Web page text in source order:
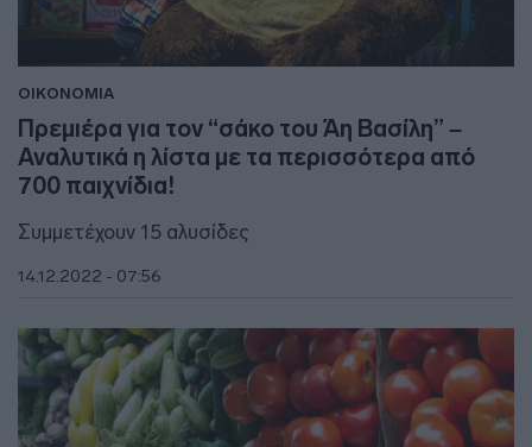
ΟΙΚΟΝΟΜΙΑ
Πρεμιέρα για τον “σάκο του Άη Βασίλη” –
Αναλυτικά η λίστα με τα περισσότερα από
700 παιχνίδια!
Συμμετέχουν 15 αλυσίδες
14.12.2022 - 07:56